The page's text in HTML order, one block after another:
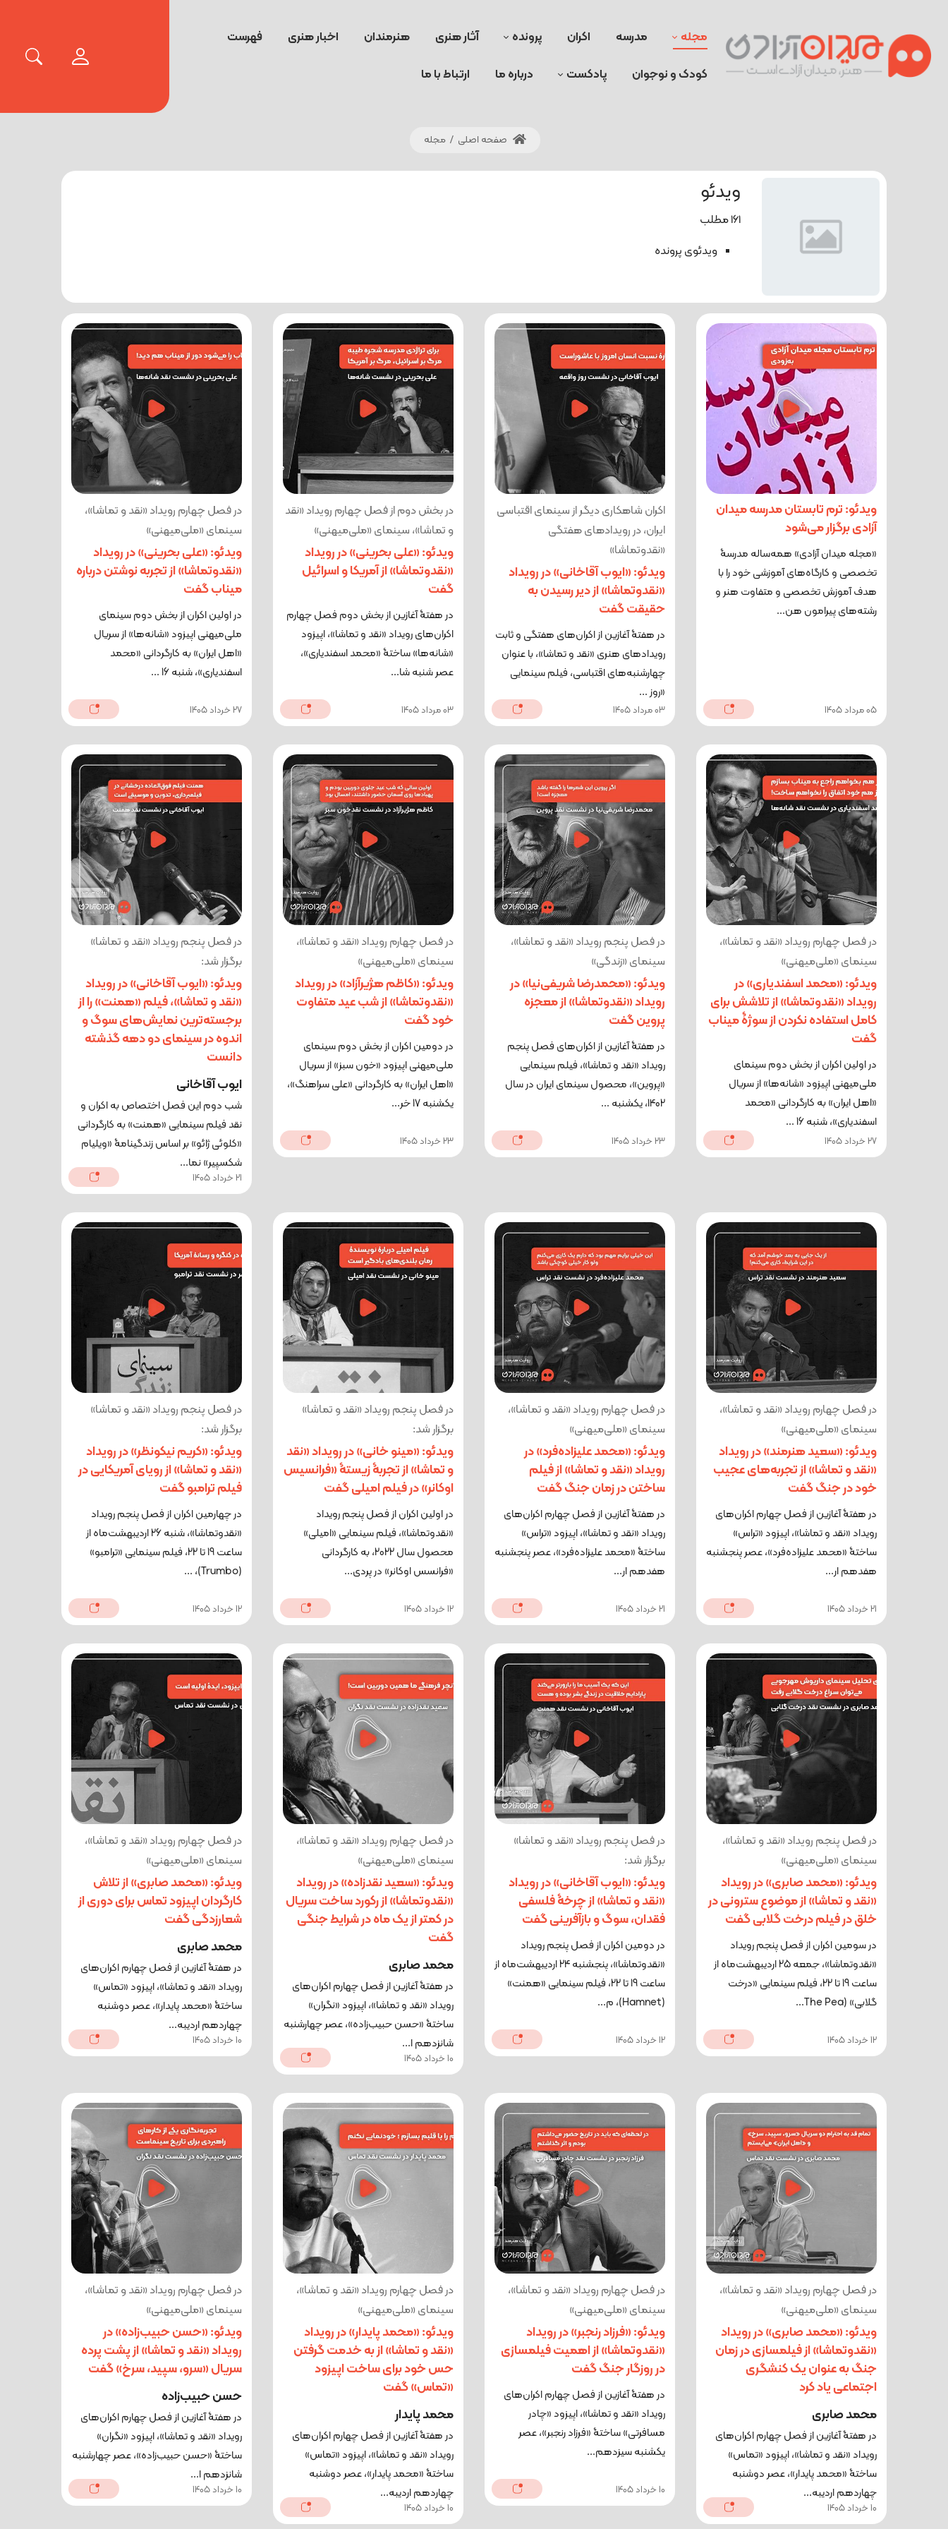
مجله مدرسه اکران پرونده آثار هنری هنرمندان اخبار هنری فهرست
کودک و نوجوان پادکست درباره ما ارتباط با ما
صفحه اصلی / مجله
ویدئو
161 مطلب
ویدئوی پرونده
ویدئو: ترم تابستان مدرسه میدان
آزادی برگزار می‌شود
«مجله میدان آزادی» همه‌ساله مدرسۀ
تخصصی و کارگاه‌های آموزشی خود را با
هدف آموزش تخصصی و متفاوت هنر و
رشته‌های پیرامون هن...
05 مرداد 1405
اکران شاهکاری دیگر از سینمای اقتباسی
ایران، در رویدادهای هفتگی
«نقدوتماشا»
ویدئو: «ایوب آقاخانی» در رویداد
«نقدوتماشا» از دیر رسیدن به
حقیقت گفت
در هفتۀ آغازین از اکران‌های هفتگی و ثابت
رویدادهای هنری «نقد و تماشا»، با عنوان
چهارشنبه‌های اقتباسی، فیلم سینمایی
«روز ...
03 مرداد 1405
در بخش دوم از فصل چهارم رویداد «نقد
و تماشا»، سینمای «ملی‌میهنی»
ویدئو: «علی بحرینی» در رویداد
«نقدوتماشا» از آمریکا و اسرائیل
گفت
در هفتۀ آغازین از بخش دوم فصل چهارم
اکران‌های رویداد «نقد و تماشا»، اپیزود
«شانه‌ها» ساختۀ «محمد اسفندیاری»،
عصر شنبه شا...
03 مرداد 1405
در فصل چهارم رویداد «نقد و تماشا»،
سینمای «ملی‌میهنی»
ویدئو: «علی بحرینی» در رویداد
«نقدوتماشا» از تجربه نوشتن درباره
میناب گفت
در اولین اکران از بخش دوم سینمای
ملی‌میهنی اپیزود «شانه‌ها» از سریال
«اهل ایران» به کارگردانی «محمد
اسفندیاری»، شنبه 16 ...
27 خرداد 1405
در فصل چهارم رویداد «نقد و تماشا»،
سینمای «ملی‌میهنی»
ویدئو: «محمد اسفندیاری» در
رویداد «نقدوتماشا» از تلاشش برای
کامل استفاده نکردن از سوژۀ میناب
گفت
در اولین اکران از بخش دوم سینمای
ملی‌میهنی اپیزود «شانه‌ها» از سریال
«اهل ایران» به کارگردانی «محمد
اسفندیاری»، شنبه 16 ...
27 خرداد 1405
در فصل پنجم رویداد «نقد و تماشا»،
سینمای «زندگی»
ویدئو: «محمدرضا شریفی‌نیا» در
رویداد «نقدوتماشا» از معجزه
پروین گفت
در هفتۀ آغازین از اکران‌های فصل پنجم
رویداد «نقد و تماشا»، فیلم سینمایی
«پروین»، محصول سینمای ایران در سال
1402، یکشنبه ...
23 خرداد 1405
در فصل چهارم رویداد «نقد و تماشا»،
سینمای «ملی‌میهنی»
ویدئو: «کاظم هژیرآزاد» در رویداد
«نقدوتماشا» از شب عید متفاوت
خود گفت
در دومین اکران از بخش دوم سینمای
ملی‌میهنی اپیزود «خون سبز» از سریال
«اهل ایران» به کارگردانی «علی سراهنگ»،
یکشنبه 17 خر...
23 خرداد 1405
در فصل پنجم رویداد «نقد و تماشا»
برگزار شد:
ویدئو: «ایوب آقاخانی» در رویداد
«نقد و تماشا»، فیلم «همنت» را از
برجسته‌ترین نمایش‌های سوگ و
اندوه در سینمای دو دهه گذشته
دانست
ایوب آقاخانی
شب دوم این فصل اختصاص به اکران و
نقد فیلم سینمایی «همنت» به کارگردانی
«کلوئی ژائو» بر اساس زندگینامۀ «ویلیام
شکسپیر» نما...
21 خرداد 1405
در فصل چهارم رویداد «نقد و تماشا»،
سینمای «ملی‌میهنی»
ویدئو: «سعید هنرمند» در رویداد
«نقد و تماشا» از تجربه‌های عجیب
خود در جنگ گفت
در هفتۀ آغازین از فصل چهارم اکران‌های
رویداد «نقد و تماشا»، اپیزود «تراس»
ساختۀ «محمد علیزاده‌فرد»، عصر پنجشنبه
هفدهم ار...
21 خرداد 1405
در فصل چهارم رویداد «نقد و تماشا»،
سینمای «ملی‌میهنی»
ویدئو: «محمد علیزاده‌فرد» در
رویداد «نقد و تماشا» از فیلم
ساختن در زمان جنگ گفت
در هفتۀ آغازین از فصل چهارم اکران‌های
رویداد «نقد و تماشا»، اپیزود «تراس»
ساختۀ «محمد علیزاده‌فرد»، عصر پنجشنبه
هفدهم ار...
21 خرداد 1405
در فصل پنجم رویداد «نقد و تماشا»
برگزار شد:
ویدئو: «مینو خانی» در رویداد «نقد
و تماشا» از تجربۀ زیستۀ «فرانسیس
اوکانر» در فیلم امیلی گفت
در اولین اکران از فصل پنجم رویداد
«نقدوتماشا»، فیلم سینمایی «امیلی»
محصول سال 2022، به کارگردانی
«فرانسس اوکانر» در پردی...
12 خرداد 1405
در فصل پنجم رویداد «نقد و تماشا»
برگزار شد:
ویدئو: «کریم نیکونظر» در رویداد
«نقد و تماشا» از رویای آمریکایی در
فیلم ترامبو گفت
در چهارمین اکران از فصل پنجم رویداد
«نقدوتماشا»، شنبه 26 اردیبهشت‌ماه از
ساعت 19 تا 22، فیلم سینمایی «ترامبو»
(Trumbo)، ...
12 خرداد 1405
در فصل پنجم رویداد «نقد و تماشا»،
سینمای «ملی‌میهنی»
ویدئو: «محمد صابری» در رویداد
«نقد و تماشا» از موضوع سترونی در
خلق در فیلم درخت گلابی گفت
در سومین اکران از فصل پنجم رویداد
«نقدوتماشا»، جمعه 25 اردیبهشت‌ماه از
ساعت 19 تا 22، فیلم سینمایی «درخت
گلابی» (The Pea...
12 خرداد 1405
در فصل پنجم رویداد «نقد و تماشا»
برگزار شد:
ویدئو: «ایوب آقاخانی» در رویداد
«نقد و تماشا» از چرخۀ فلسفی
فقدان، سوگ و بازآفرینی گفت
در دومین اکران از فصل پنجم رویداد
«نقدوتماشا»، پنجشنبه 24 اردیبهشت‌ماه از
ساعت 19 تا 22، فیلم سینمایی «همنت»
(Hamnet)، م...
12 خرداد 1405
در فصل چهارم رویداد «نقد و تماشا»،
سینمای «ملی‌میهنی»
ویدئو: «سعید نقدزاده» در رویداد
«نقدوتماشا» از رکورد ساخت سریال
در کمتر از یک ماه در شرایط جنگی
گفت
محمد صابری
در هفتۀ آغازین از فصل چهارم اکران‌های
رویداد «نقد و تماشا»، اپیزود «نگران»
ساختۀ «حسن حبیب‌زاده»، عصر چهارشنبه
شانزدهم ا...
10 خرداد 1405
در فصل چهارم رویداد «نقد و تماشا»،
سینمای «ملی‌میهنی»
ویدئو: «محمد صابری» از تلاش
کارگردان اپیزود تماس برای دوری از
شعارزدگی گفت
محمد صابری
در هفتۀ آغازین از فصل چهارم اکران‌های
رویداد «نقد و تماشا»، اپیزود «تماس»
ساختۀ «محمد پایدار»، عصر دوشنبه
چهاردهم اردیبه...
10 خرداد 1405
در فصل چهارم رویداد «نقد و تماشا»،
سینمای «ملی‌میهنی»
ویدئو: «محمد صابری» در رویداد
«نقدوتماشا» از فیلمسازی در زمان
جنگ به عنوان یک کنشگری
اجتماعی یاد کرد
محمد صابری
در هفتۀ آغازین از فصل چهارم اکران‌های
رویداد «نقد و تماشا»، اپیزود «تماس»
ساختۀ «محمد پایدار»، عصر دوشنبه
چهاردهم اردیبه...
10 خرداد 1405
در فصل چهارم رویداد «نقد و تماشا»،
سینمای «ملی‌میهنی»
ویدئو: «فرزاد رنجبر» در رویداد
«نقدوتماشا» از اهمیت فیلمسازی
در روزگار جنگ گفت
در هفتۀ آغازین از فصل چهارم اکران‌های
رویداد «نقد و تماشا»، اپیزود «چادر
مسافرتی» ساختۀ «فرزاد رنجبر»، عصر
یکشنبه سیزدهم...
10 خرداد 1405
در فصل چهارم رویداد «نقد و تماشا»،
سینمای «ملی‌میهنی»
ویدئو: «محمد پایدار» در رویداد
«نقد و تماشا» از به خدمت گرفتن
حس خود برای ساخت اپیزود
«تماس» گفت
محمد پایدار
در هفتۀ آغازین از فصل چهارم اکران‌های
رویداد «نقد و تماشا»، اپیزود «تماس»
ساختۀ «محمد پایدار»، عصر دوشنبه
چهاردهم اردیبه...
10 خرداد 1405
در فصل چهارم رویداد «نقد و تماشا»،
سینمای «ملی‌میهنی»
ویدئو: «حسن حبیب‌زاده» در
رویداد «نقد و تماشا» از پشت پرده
سریال «سرو، سپید، سرخ» گفت
حسن حبیب‌زاده
در هفتۀ آغازین از فصل چهارم اکران‌های
رویداد «نقد و تماشا»، اپیزود «نگران»
ساختۀ «حسن حبیب‌زاده»، عصر چهارشنبه
شانزدهم ا...
10 خرداد 1405